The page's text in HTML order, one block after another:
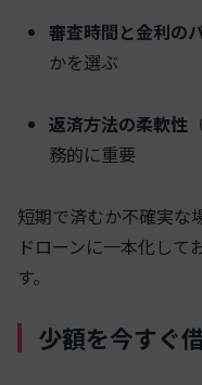
審査時間と金利の
かを選ぶ
返済方法の柔軟性
務的に重要
短期で済むか不確実な
ドローンに一本化して
す。
少額を今すぐ